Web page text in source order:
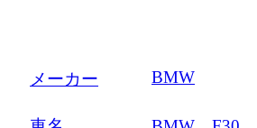
メーカー BMW